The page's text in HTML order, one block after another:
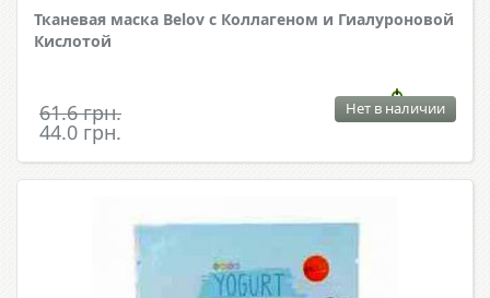
Тканевая маска Belov с Коллагеном и Гиалуроновой
Кислотой
61.6 грн.
44.0 грн.
Нет в наличии